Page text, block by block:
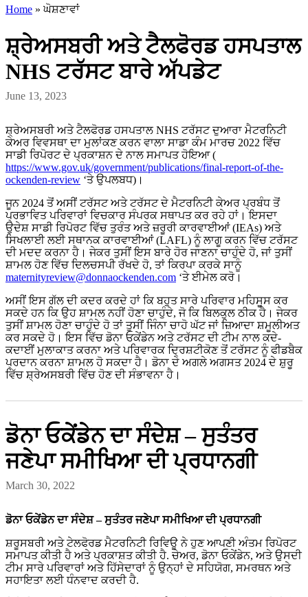
Home » ਘੋਸ਼ਣਾਵਾਂ
ਸ਼੍ਰੇਅਸਬਰੀ ਅਤੇ ਟੈਲਫੋਰਡ ਹਸਪਤਾਲ
NHS ਟਰੱਸਟ ਬਾਰੇ ਅੱਪਡੇਟ
June 13, 2023
ਸ਼੍ਰੇਅਸਬਰੀ ਅਤੇ ਟੈਲਫੋਰਡ ਹਸਪਤਾਲ NHS ਟਰੱਸਟ ਦੁਆਰਾ ਮੈਟਰਨਿਟੀ
ਕੇਅਰ ਵਿਵਸਥਾ ਦਾ ਮੁਲਾਂਕਣ ਕਰਨ ਵਾਲਾ ਸਾਡਾ ਕੰਮ ਮਾਰਚ 2022 ਵਿੱਚ
ਸਾਡੀ ਰਿਪੋਰਟ ਦੇ ਪ੍ਰਕਾਸ਼ਨ ਦੇ ਨਾਲ ਸਮਾਪਤ ਹੋਇਆ (
https://www.gov.uk/government/publications/final-report-of-the-
ockenden-review ‘ਤੇ ਉਪਲਬਧ)।
ਜੂਨ 2024 ਤੋਂ ਅਸੀਂ ਟਰੱਸਟ ਅਤੇ ਟਰੱਸਟ ਦੇ ਮੈਟਰਨਿਟੀ ਕੇਅਰ ਪ੍ਰਬੰਧ ਤੋਂ
ਪ੍ਰਭਾਵਿਤ ਪਰਿਵਾਰਾਂ ਵਿਚਕਾਰ ਸੰਪਰਕ ਸਥਾਪਤ ਕਰ ਰਹੇ ਹਾਂ। ਇਸਦਾ
ਉਦੇਸ਼ ਸਾਡੀ ਰਿਪੋਰਟ ਵਿੱਚ ਤੁਰੰਤ ਅਤੇ ਜ਼ਰੂਰੀ ਕਾਰਵਾਈਆਂ (IEAs) ਅਤੇ
ਸਿਖਲਾਈ ਲਈ ਸਥਾਨਕ ਕਾਰਵਾਈਆਂ (LAFL) ਨੂੰ ਲਾਗੂ ਕਰਨ ਵਿੱਚ ਟਰੱਸਟ
ਦੀ ਮਦਦ ਕਰਨਾ ਹੈ। ਜੇਕਰ ਤੁਸੀਂ ਇਸ ਬਾਰੇ ਹੋਰ ਜਾਣਨਾ ਚਾਹੁੰਦੇ ਹੋ, ਜਾਂ ਤੁਸੀਂ
ਸ਼ਾਮਲ ਹੋਣ ਵਿੱਚ ਦਿਲਚਸਪੀ ਰੱਖਦੇ ਹੋ, ਤਾਂ ਕਿਰਪਾ ਕਰਕੇ ਸਾਨੂੰ
maternityreview@donnaockenden.com ‘ਤੇ ਈਮੇਲ ਕਰੋ।
ਅਸੀਂ ਇਸ ਗੱਲ ਦੀ ਕਦਰ ਕਰਦੇ ਹਾਂ ਕਿ ਬਹੁਤ ਸਾਰੇ ਪਰਿਵਾਰ ਮਹਿਸੂਸ ਕਰ
ਸਕਦੇ ਹਨ ਕਿ ਉਹ ਸ਼ਾਮਲ ਨਹੀਂ ਹੋਣਾ ਚਾਹੁੰਦੇ, ਜੋ ਕਿ ਬਿਲਕੁਲ ਠੀਕ ਹੈ। ਜੇਕਰ
ਤੁਸੀਂ ਸ਼ਾਮਲ ਹੋਣਾ ਚਾਹੁੰਦੇ ਹੋ ਤਾਂ ਤੁਸੀਂ ਜਿੰਨਾ ਚਾਹੋ ਘੱਟ ਜਾਂ ਜ਼ਿਆਦਾ ਸ਼ਮੂਲੀਅਤ
ਕਰ ਸਕਦੇ ਹੋ। ਇਸ ਵਿੱਚ ਡੋਨਾ ਓਕੇਂਡੇਨ ਅਤੇ ਟਰੱਸਟ ਦੀ ਟੀਮ ਨਾਲ ਕਦੇ-
ਕਦਾਈਂ ਮੁਲਾਕਾਤ ਕਰਨਾ ਅਤੇ ਪਰਿਵਾਰਕ ਦ੍ਰਿਸ਼ਟੀਕੋਣ ਤੋਂ ਟਰੱਸਟ ਨੂੰ ਫੀਡਬੈਕ
ਪ੍ਰਦਾਨ ਕਰਨਾ ਸ਼ਾਮਲ ਹੋ ਸਕਦਾ ਹੈ। ਡੋਨਾ ਦੇ ਅਗਲੇ ਅਗਸਤ 2024 ਦੇ ਸ਼ੁਰੂ
ਵਿੱਚ ਸ਼੍ਰੇਅਸਬਰੀ ਵਿੱਚ ਹੋਣ ਦੀ ਸੰਭਾਵਨਾ ਹੈ।
ਡੋਨਾ ਓਕੇਂਡੇਨ ਦਾ ਸੰਦੇਸ਼ – ਸੁਤੰਤਰ
ਜਣੇਪਾ ਸਮੀਖਿਆ ਦੀ ਪ੍ਰਧਾਨਗੀ
March 30, 2022
ਡੋਨਾ ਓਕੇਂਡੇਨ ਦਾ ਸੰਦੇਸ਼ – ਸੁਤੰਤਰ ਜਣੇਪਾ ਸਮੀਖਿਆ ਦੀ ਪ੍ਰਧਾਨਗੀ
ਸ਼ਰੂਸਬਰੀ ਅਤੇ ਟੇਲਫੋਰਡ ਮੈਟਰਨਿਟੀ ਰਿਵਿਊ ਨੇ ਹੁਣ ਆਪਣੀ ਅੰਤਮ ਰਿਪੋਰਟ
ਸਮਾਪਤ ਕੀਤੀ ਹੈ ਅਤੇ ਪ੍ਰਕਾਸ਼ਤ ਕੀਤੀ ਹੈ. ਚੇਅਰ, ਡੋਨਾ ਓਕੇਂਡੇਨ, ਅਤੇ ਉਸਦੀ
ਟੀਮ ਸਾਰੇ ਪਰਿਵਾਰਾਂ ਅਤੇ ਹਿੱਸੇਦਾਰਾਂ ਨੂੰ ਉਨ੍ਹਾਂ ਦੇ ਸਹਿਯੋਗ, ਸਮਰਥਨ ਅਤੇ
ਸਹਾਇਤਾ ਲਈ ਧੰਨਵਾਦ ਕਰਦੀ ਹੈ.